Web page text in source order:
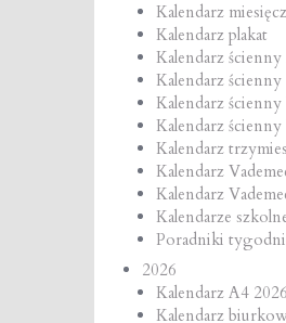
Kalendarz
Kalendarz plakat
Kalendarz ścienny
Kalendarz
Kalendarz
Kalendarz
Kalendarz
Kalendarz
Kalendarz
Kalendarze
Poradniki
2026
Kalendarz A4 2026
Kalendarz